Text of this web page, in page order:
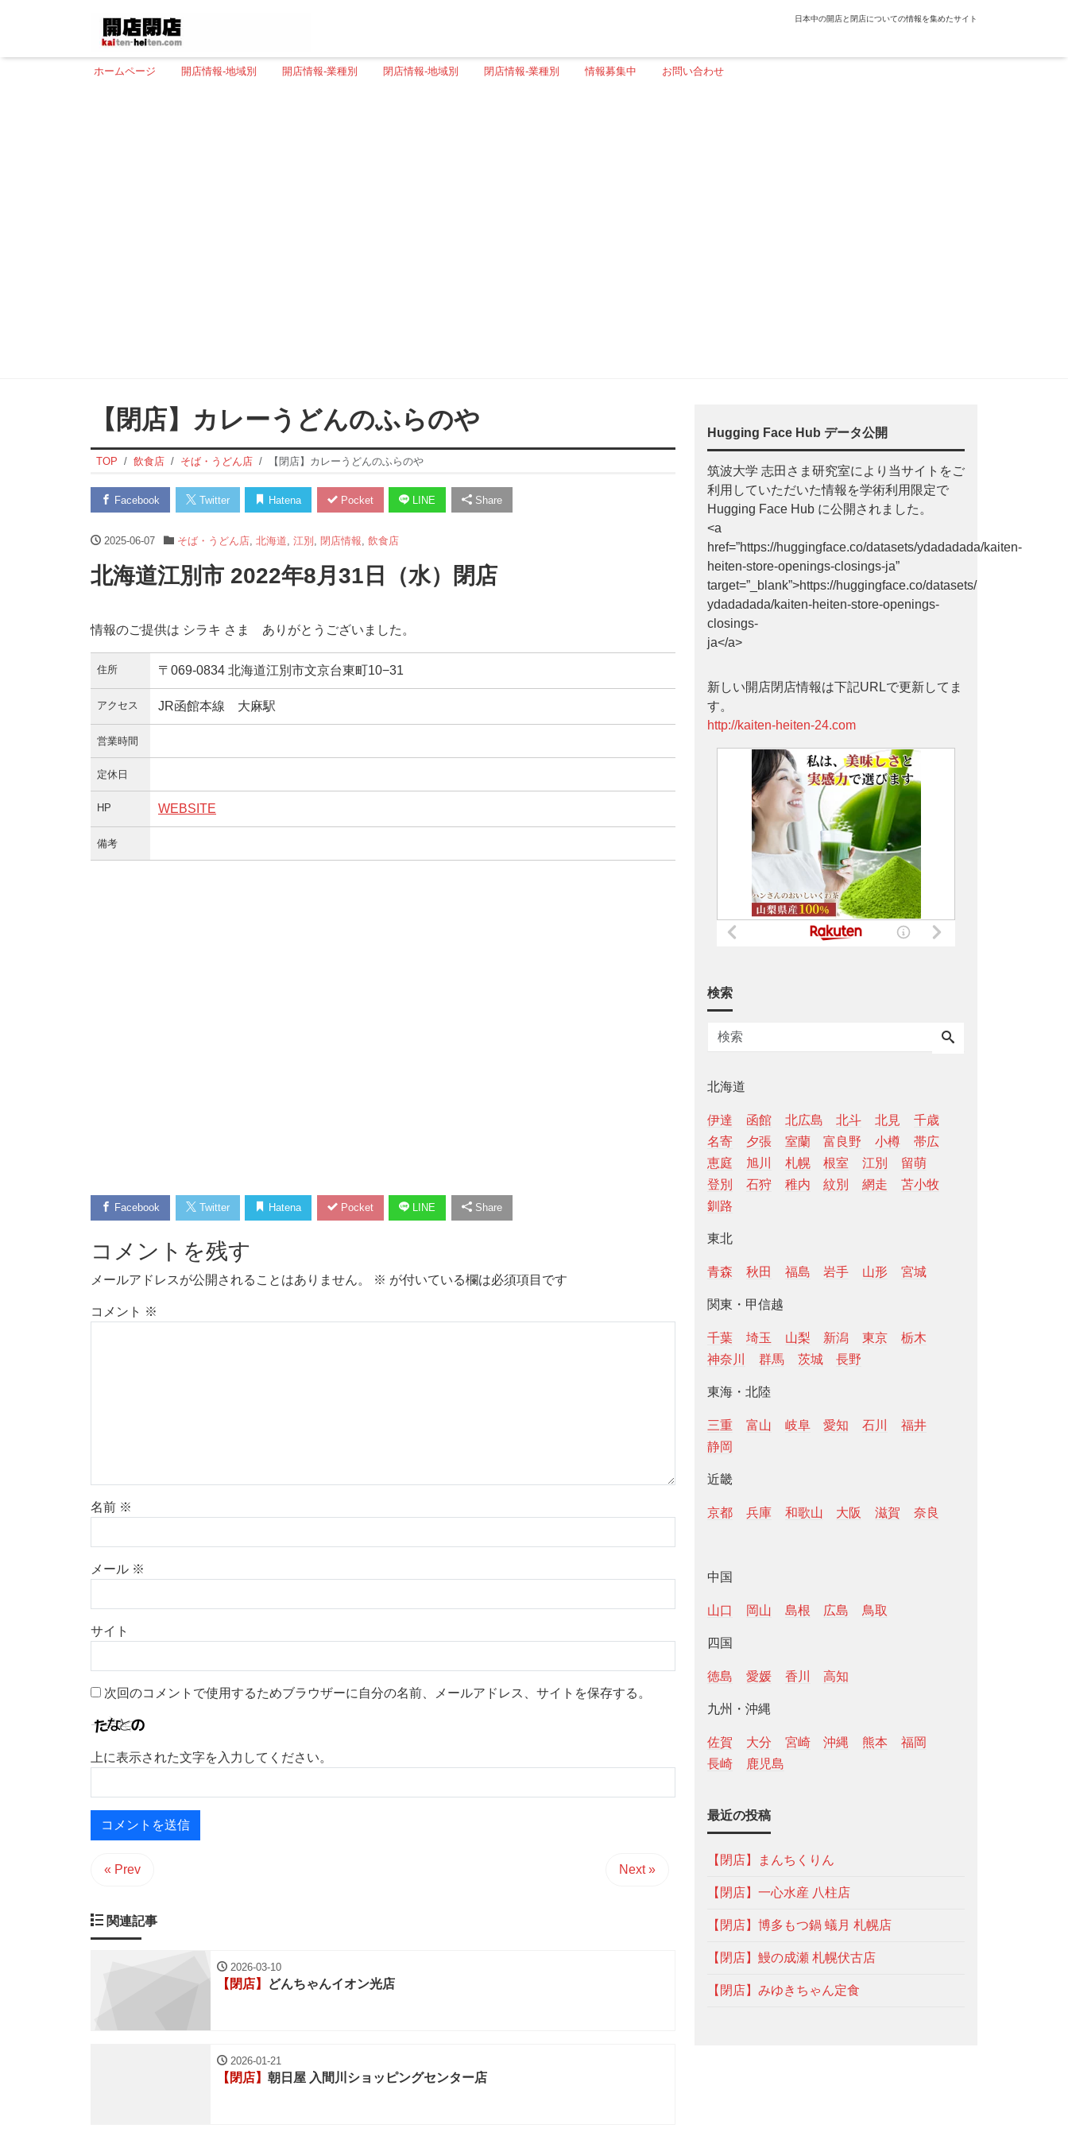
日本中の開店と閉店についての情報を集めたサイト
ホームページ 開店情報-地域別 開店情報-業種別 閉店情報-地域別 閉店情報-業種別 情報募集中 お問い合わせ
【閉店】カレーうどんのふらのや
TOP 飲食店 そば・うどん店 【閉店】カレーうどんのふらのや
Facebook Twitter Hatena Pocket LINE Share
2025-06-07 そば・うどん店, 北海道 江別 閉店情報 飲食店
北海道江別市 2022年8月31日（水）閉店
情報のご提供は シラキ さま ありがとうございました。
住所 〒069-0834 北海道江別市文京台東町10−31
アクセス JR函館本線 大麻駅
営業時間
定休日
HP WEBSITE
備考
Facebook Twitter Hatena Pocket LINE Share
コメントを残す
メールアドレスが公開されることはありません。 ※ が付いている欄は必須項目です
コメント ※
名前 ※
メール ※
サイト
次回のコメントで使用するためブラウザーに自分の名前、メールアドレス、サイトを保存する。
上に表示された文字を入力してください。
« Prev Next »
関連記事
2026-03-10
【閉店】 どんちゃんイオン光店
2026-01-21
【閉店】 朝日屋 入間川ショッピングセンター店
Hugging Face Hub データ公開
筑波大学 志田さま研究室により当サイトをご
利用していただいた情報を学術利用限定で
Hugging Face Hub に公開されました。
<a
href=”https://huggingface.co/datasets/ydadadada/kaiten-
heiten-store-openings-closings-ja”
target=”_blank”>https://huggingface.co/datasets/
ydadadada/kaiten-heiten-store-openings-
closings-
ja</a>
新しい開店閉店情報は下記URLで更新してま
す。
http://kaiten-heiten-24.com
検索
北海道
伊達 函館 北広島 北斗 北見
千歳
名寄
夕張 室蘭 富良野 小樽
帯広
恵庭
旭川 札幌 根室 江別
留萌
登別
石狩 稚内 紋別 網走
苫小牧
釧路
東北
青森 秋田 福島 岩手 山形 宮城
関東・甲信越
千葉 埼玉 山梨 新潟 東京
栃木
神奈川
群馬 茨城 長野
東海・北陸
三重 富山 岐阜 愛知 石川
福井
静岡
近畿
京都 兵庫 和歌山 大阪 滋賀 奈良
中国
山口 岡山 島根 広島 鳥取
四国
徳島 愛媛 香川 高知
九州・沖縄
佐賀 大分 宮崎 沖縄 熊本
福岡
長崎
鹿児島
最近の投稿
【閉店】まんちくりん
【閉店】一心水産 八柱店
【閉店】博多もつ鍋 蟻月 札幌店
【閉店】鰻の成瀬 札幌伏古店
【閉店】みゆきちゃん定食